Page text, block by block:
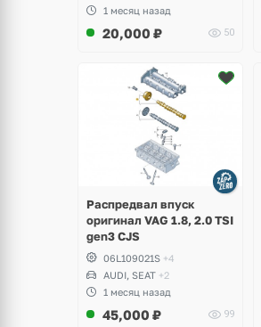
1 месяц назад
20,000 ₽ 50
Распредвал впуск
оригинал VAG 1.8, 2.0 TSI
gen3 CJS
06L109021S +4
AUDI, SEAT +2
1 месяц назад
45,000 ₽ 99
2 фото